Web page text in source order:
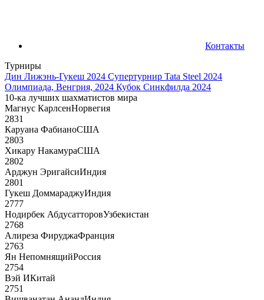
Контакты
Турниры
Дин Лижэнь-Гукеш 2024 Супертурнир Tata Steel 2024
Олимпиада, Венгрия, 2024 Кубок Синкфилда 2024
10-ка лучших шахматистов мира
Магнус КарлсенНорвегия
2831
Каруана ФабианоСША
2803
Хикару НакамураСША
2802
Арджун ЭригайсиИндия
2801
Гукеш ДоммараджуИндия
2777
Нодирбек АбдусатторовУзбекистан
2768
Алиреза ФируджаФранция
2763
Ян НепомнящийРоссия
2754
Вэй ИКитай
2751